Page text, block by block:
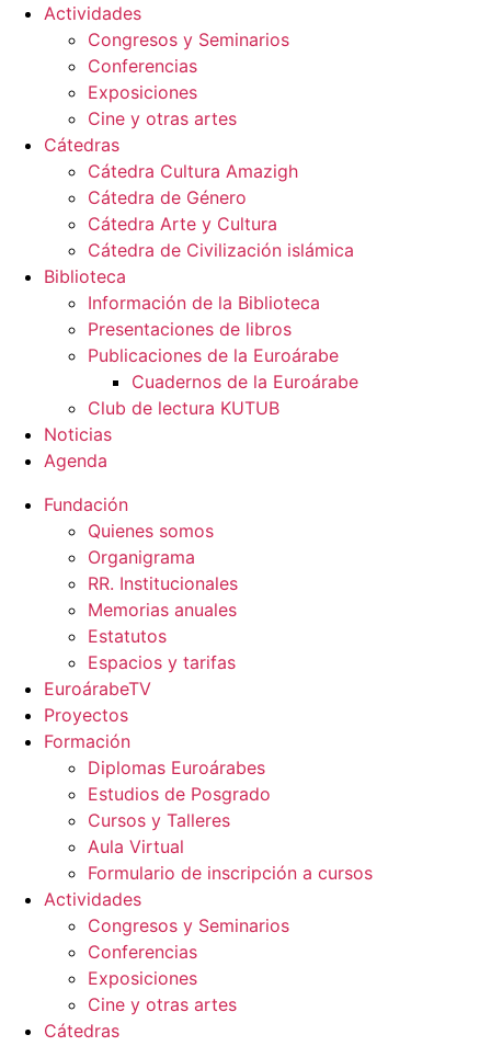
Actividades
Congresos y Seminarios
Conferencias
Exposiciones
Cine y otras artes
Cátedras
Cátedra Cultura Amazigh
Cátedra de Género
Cátedra Arte y Cultura
Cátedra de Civilización islámica
Biblioteca
Información de la Biblioteca
Presentaciones de libros
Publicaciones de la Euroárabe
Cuadernos de la Euroárabe
Club de lectura KUTUB
Noticias
Agenda
Fundación
Quienes somos
Organigrama
RR. Institucionales
Memorias anuales
Estatutos
Espacios y tarifas
EuroárabeTV
Proyectos
Formación
Diplomas Euroárabes
Estudios de Posgrado
Cursos y Talleres
Aula Virtual
Formulario de inscripción a cursos
Actividades
Congresos y Seminarios
Conferencias
Exposiciones
Cine y otras artes
Cátedras